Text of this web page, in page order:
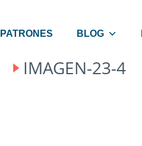
PATRONES BLOG
IMAGEN-23-4